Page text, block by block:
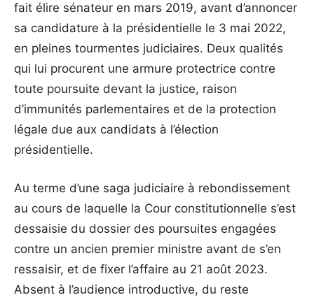
fait élire sénateur en mars 2019, avant d’annoncer
sa candidature à la présidentielle le 3 mai 2022,
en pleines tourmentes judiciaires. Deux qualités
qui lui procurent une armure protectrice contre
toute poursuite devant la justice, raison
d’immunités parlementaires et de la protection
légale due aux candidats à l’élection
présidentielle.
Au terme d’une saga judiciaire à rebondissement
au cours de laquelle la Cour constitutionnelle s’est
dessaisie du dossier des poursuites engagées
contre un ancien premier ministre avant de s’en
ressaisir, et de fixer l’affaire au 21 août 2023.
Absent à l’audience introductive, du reste